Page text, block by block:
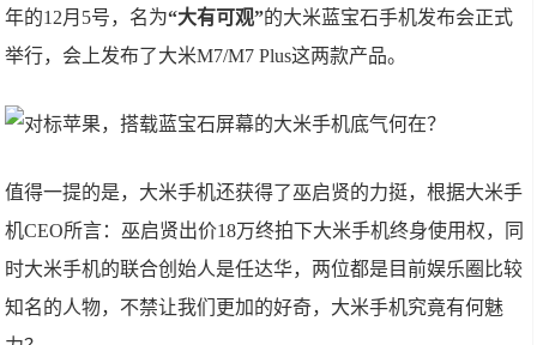
年的12月5号，名为“大有可观”的大米蓝宝石手机发布会正式
举行，会上发布了大米M7/M7 Plus这两款产品。
值得一提的是，大米手机还获得了巫启贤的力挺，根据大米手
机CEO所言：巫启贤出价18万终拍下大米手机终身使用权，同
时大米手机的联合创始人是任达华，两位都是目前娱乐圈比较
知名的人物，不禁让我们更加的好奇，大米手机究竟有何魅